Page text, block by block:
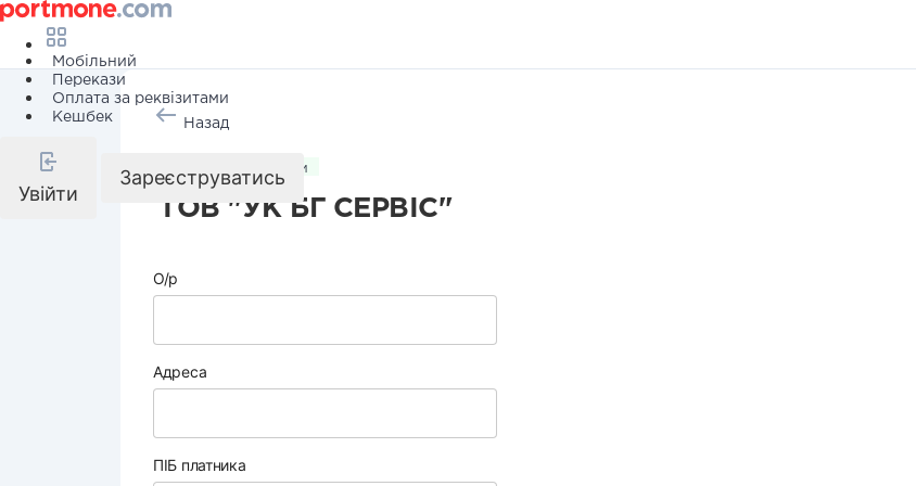
Мобільний
Перекази
Оплата за реквізитами
Кешбек
Увійти
Зареєструватись
Назад
Комунальні послуги
ТОВ "УК БГ СЕРВІС"
О/р
Адреса
ПІБ платника